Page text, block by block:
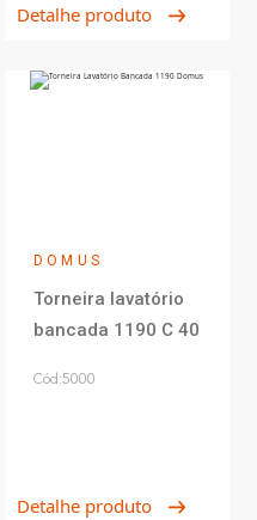
Detalhe produto
DOMUS
Torneira lavatório
bancada 1190 C 40
Cód:5000
Detalhe produto